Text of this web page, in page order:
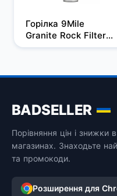
Горілка 9Mile
Granite Rock Filtered
1 л, 37,5%
BADSELLER
Порівняння цін і знижки
магазинах. Знаходьте
та промокоди.
Розширення для